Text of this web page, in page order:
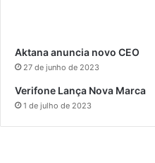
Aktana anuncia novo CEO
27 de junho de 2023
Verifone Lança Nova Marca
1 de julho de 2023